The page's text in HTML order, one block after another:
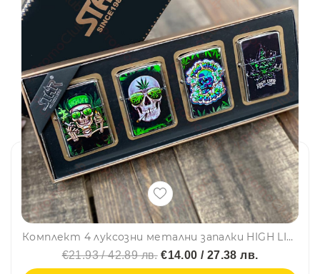
Комплект 4 луксозни метални запалки HIGH LIFE в подаръчна кутия, бензинови, STAR®
€21.93 / 42.89 лв.€14.00 / 27.38 лв.